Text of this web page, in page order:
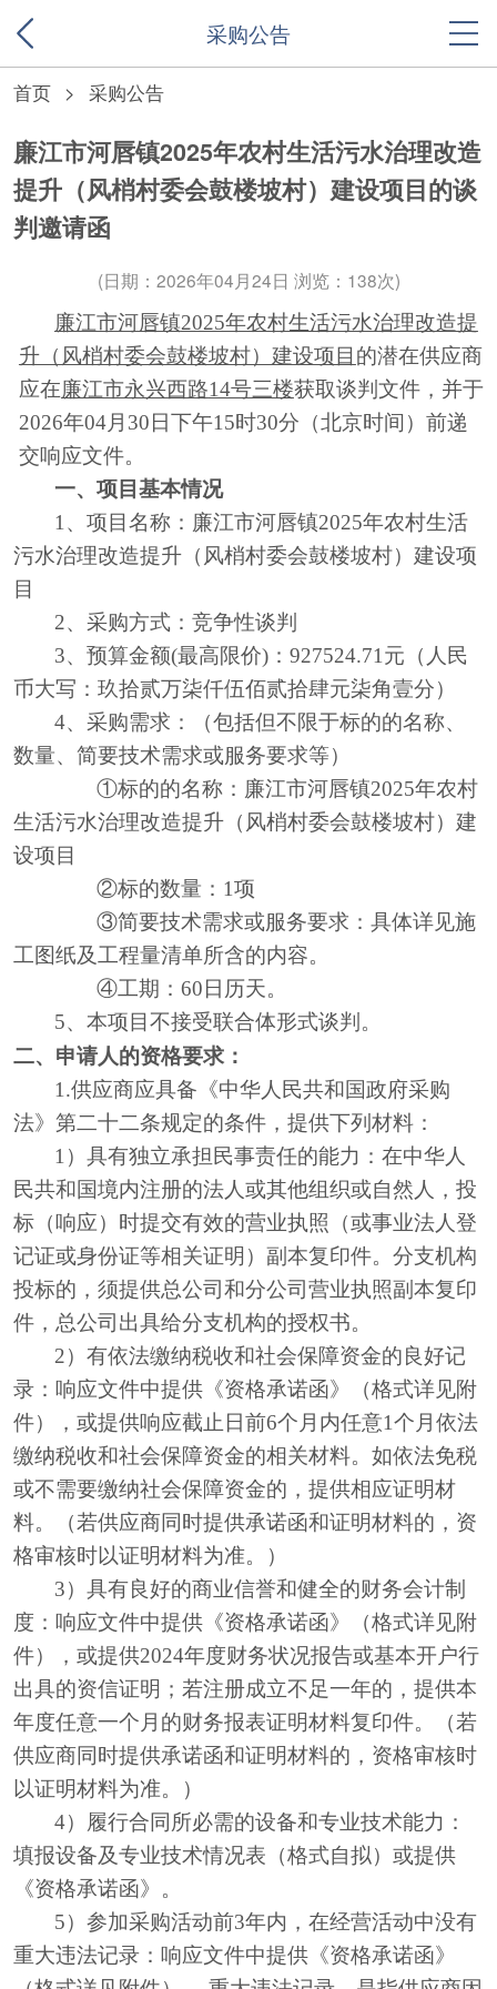
采购公告
首页 > 采购公告
廉江市河唇镇2025年农村生活污水治理改造
提升（风梢村委会鼓楼坡村）建设项目的谈
判邀请函
(日期：2026年04月24日 浏览：138次)
廉江市河唇镇2025年农村生活污水治理改造提
升（风梢村委会鼓楼坡村）建设项目 的潜在供应商
应在廉江市永兴西路14号三楼获取谈判 文件，并于
2026年04月 30 日下午15时30分 （北京时间）前递
交响应文件。
一、项目基本情况
1、项目名称： 廉江市河唇镇2025年农村生活
污水治理改造提升（风梢村委会鼓楼坡村）建设项
目
2、采购方式： 竞争性谈判
3、预算金额(最高限价)： 927524.71元（人 民
币大写： 玖拾贰万柒仟伍佰贰拾肆元柒角壹分）
4、采购需求：（包括但不限于标的的名称、
数量、简要技术需求或服务要求等）
①标的的名称： 廉江市河唇镇2025年农村
生活污水治理改造提升（风梢村委会鼓楼坡村）建
设项目
②标的数量：1项
③简要技术需求或服务要求：具体详见施
工图纸及工程量清单所含的内容。
④工期： 60 日历天。
5、本项目不接受联合体形式谈判 。
二、申请人的资格要求：
1.供应商应具备《中华人民共和国政府采购
法》第二十二条规定的条件，提供下列材料：
1）具有独立承担民事责任的能力：在中华人
民共和国境内注册的法人或其他组织或自然人，投
标（响应）时提交有效的营业执照（或事业法人登
记证或身份证等相关证明）副本复印件。分支机构
投标的，须提供总公司和分公司营业执照副本复印
件，总公司出具给分支机构的授权书。
2）有依法缴纳税收和社会保障资金的良好记
录：响应文件中提供《资格承诺函》（格式详见附
件），或提供响应截止日前6个月内任意1个月依法
缴纳税收和社会保障资金的相关材料。如依法免税
或不需要缴纳社会保障资金的，提供相应证明材
料。（若供应商同时提供承诺函和证明材料的，资
格审核时以证明材料为准。）
3）具有良好的商业信誉和健全的财务会计制
度：响应文件中提供《资格承诺函》（格式详见附
件），或提供2024年度财务状况报告或基本开户行
出具的资信证明；若注册成立不足一年的，提供本
年度任意一个月的财务报表证明材料复印件。（若
供应商同时提供承诺函和证明材料的，资格审核时
以证明材料为准。）
4）履行合同所必需的设备和专业技术能力：
填报设备及专业技术情况表（格式自拟）或提供
《资格承诺函》。
5）参加采购活动前3年内，在经营活动中没有
重大违法记录：响应文件中提供《资格承诺函》